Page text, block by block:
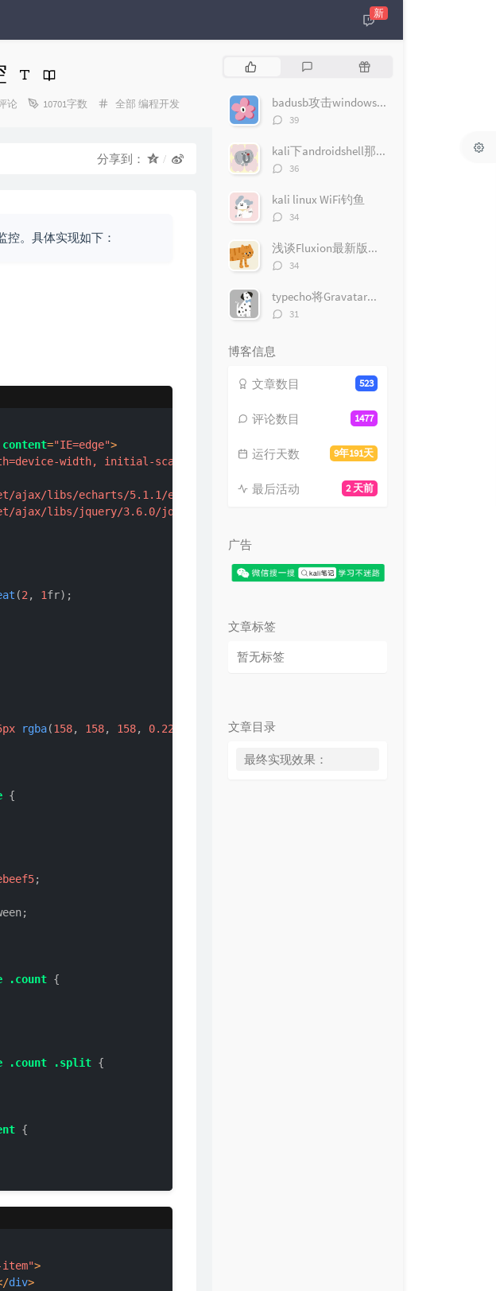
新
论 10701字数
分
全部 编程开发
分享到：
。具体实现如下：
content="IE=edge">
width, initial-scale=1.0"
ajax/libs/echarts/5.1.1/echarts.min.js"></script
ajax/libs/jquery/3.6.0/jquery.min.js"
(2 , 1fr);
rgba(158, 158, 158, 0.22
{
;
.count {
.count .split {
{
item">
div>
文
评
随
文badusb攻击windows10（msfconsole版）
评
数：
39
kali下androidshell那些事
评
数：
36
kali linux WiFi钓鱼
评
数：
34
浅谈Fluxion最新版无线钓鱼遇到的问题
评
数：
34
typecho将Gravatar头像改为QQ头像
评
31
博客信息
523
文章数目
1477
评论数目
9年191天
运行天数
2 天前
最后活动
广告
文章标签
暂无标签
文章目录
最终实现效果：